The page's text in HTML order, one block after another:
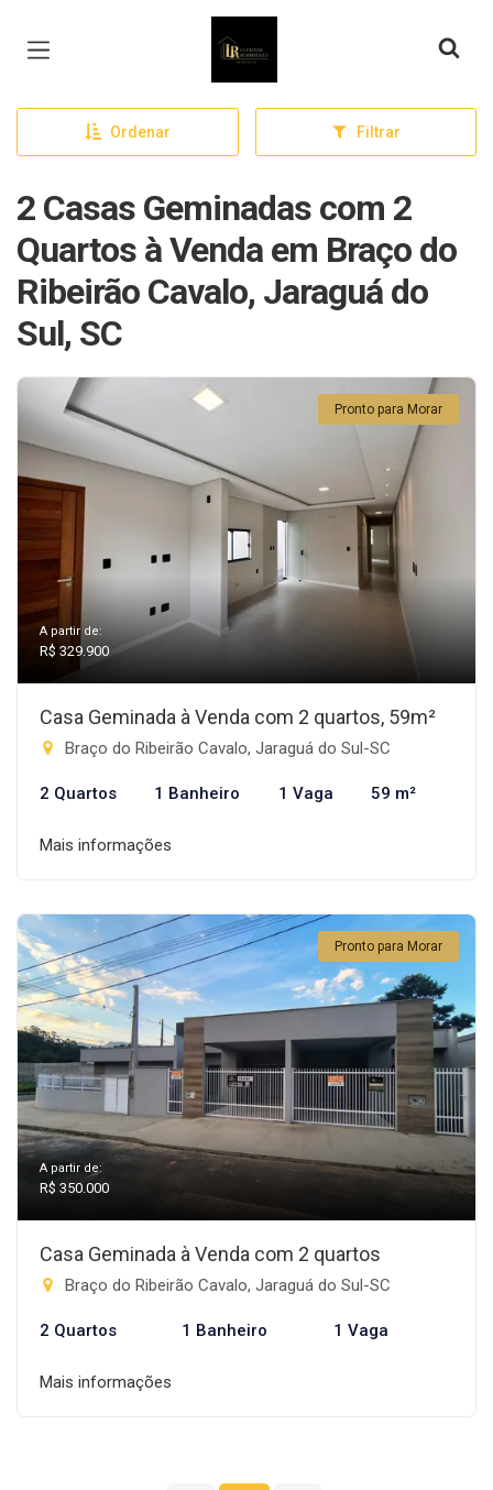
Página inicial
Ordenar Filtrar
2 Casas Geminadas com 2
Quartos à Venda em Braço do
Ribeirão Cavalo, Jaraguá do
Sul, SC
Pronto para Morar
A partir de:
R$ 329.900
Casa Geminada à Venda com 2 quartos, 59m²
Braço do Ribeirão Cavalo, Jaraguá do Sul-SC
2 Quartos 1 Banheiro 1 Vaga 59 m²
Mais informações
Pronto para Morar
A partir de:
R$ 350.000
Casa Geminada à Venda com 2 quartos
Braço do Ribeirão Cavalo, Jaraguá do Sul-SC
2 Quartos 1 Banheiro 1 Vaga
Mais informações